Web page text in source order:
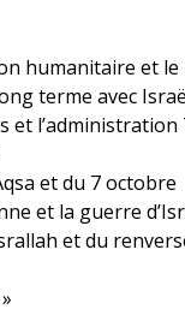
humanitaire et le
terme avec
et
et du 7 octobre
et la guerre
et du